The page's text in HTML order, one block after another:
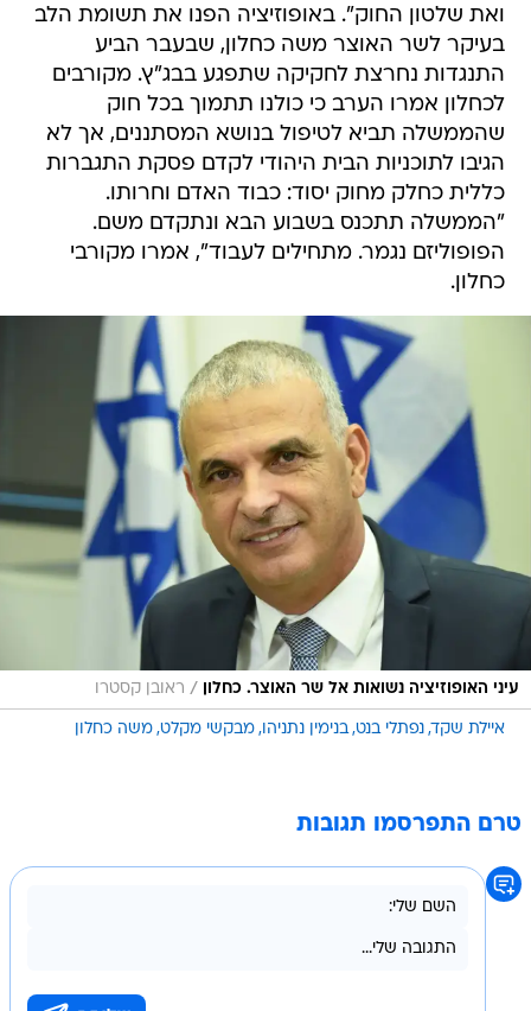
ואת שלטון החוק". באופוזיציה הפנו את תשומת הלב
בעיקר לשר האוצר משה כחלון, שבעבר הביע
התנגדות נחרצת לחקיקה שתפגע בבג"ץ. מקורבים
לכחלון אמרו הערב כי כולנו תתמוך בכל חוק
שהממשלה תביא לטיפול בנושא המסתננים, אך לא
הגיבו לתוכניות הבית היהודי לקדם פסקת התגברות
כללית כחלק מחוק יסוד: כבוד האדם וחרותו.
"הממשלה תתכנס בשבוע הבא ונתקדם משם.
הפופוליזם נגמר. מתחילים לעבוד", אמרו מקורבי
כחלון.
עיני האופוזיציה נשואות אל שר האוצר. כחלון / ראובן קסטרו
איילת שקד נפתלי בנט בנימין נתניהו מבקשי מקלט משה כחלון
טרם התפרסמו תגובות